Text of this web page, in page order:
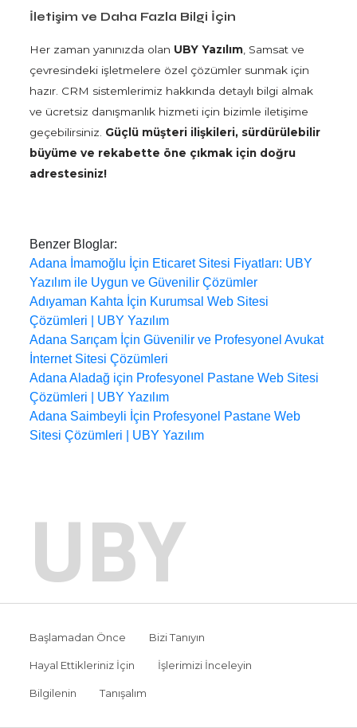
İletişim ve Daha Fazla Bilgi İçin
Her zaman yanınızda olan UBY Yazılım , Samsat ve
çevresindeki işletmelere özel çözümler sunmak için
hazır. CRM sistemlerimiz hakkında detaylı bilgi almak
ve ücretsiz danışmanlık hizmeti için bizimle iletişime
geçebilirsiniz. Güçlü müşteri ilişkileri, sürdürülebilir
büyüme ve rekabette öne çıkmak için doğru
adrestesiniz!
Benzer Bloglar:
Adana İmamoğlu İçin Eticaret Sitesi Fiyatları: UBY
Yazılım ile Uygun ve Güvenilir Çözümler
Adıyaman Kahta İçin Kurumsal Web Sitesi
Çözümleri | UBY Yazılım
Adana Sarıçam İçin Güvenilir ve Profesyonel Avukat
İnternet Sitesi Çözümleri
Adana Aladağ için Profesyonel Pastane Web Sitesi
Çözümleri | UBY Yazılım
Adana Saimbeyli İçin Profesyonel Pastane Web
Sitesi Çözümleri | UBY Yazılım
UBY
Başlamadan Önce Bizi Tanıyın
Hayal Ettikleriniz İçin İşlerimizi İnceleyin
Bilgilenin Tanışalım